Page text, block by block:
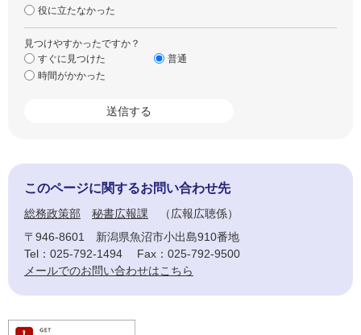
役に立たなかった
見つけやすかったですか？
すぐに見つけた
普通
時間がかかった
このページに関するお問い合わせ先
総務政策部 秘書広報課
広報広聴係
〒946-8601
新潟県魚沼市小出島910番地
Tel：025-792-1494
Fax：025-792-9500
メールでのお問い合わせはこちら